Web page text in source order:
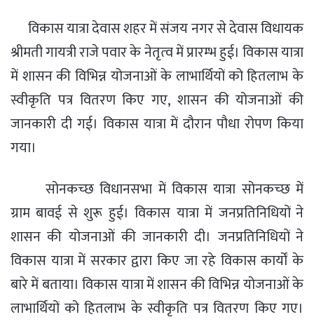
विकास यात्रादेवास शहर मेंसंजय नगरसे देवास विधायक
श्रीमती गायत्री राजे पवार के नेतृत्‍व में प्रारम्‍भ हुई। विकास यात्रा
में शासन की विभिन्न योजनाओं के लाभार्थियों को हितलाभ के
स्वीकृति पत्र वितरण किए गए, शासन की योजनाओं की
जानकारी दी गई। विकास यात्रा में दौरान पौधा रोपण किया
गया।
सोनकच्‍छ विधानसभा में विकास यात्रा सोनकच्‍छ में
ग्रामबावई से शुरू हुई। विकास यात्रा में जनप्रतिनिधियों ने
शासन की योजनाओं की जानकारी दी। जनप्रतिनिधियों ने
विकास यात्रा में सरकार द्वारा किए जा रहे विकास कार्यों के
बारे में बताया। विकास यात्रा में शासन की विभिन्न योजनाओं के
लाभार्थियों को हितलाभ के स्वीकृति पत्र वितरण किए गए।